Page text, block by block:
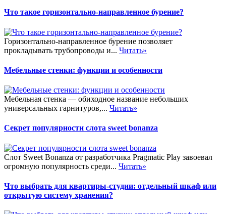
Что такое горизонтально-направленное бурение?
Горизонтально-направленное бурение позволяет
прокладывать трубопроводы и... Читать»
Мебельные стенки: функции и особенности
Мебельная стенка — обиходное название небольших
универсальных гарнитуров,... Читать»
Секрет популярности слота sweet bonanza
Слот Sweet Bonanza от разработчика Pragmatic Play завоевал
огромную популярность среди... Читать»
Что выбрать для квартиры-студии: отдельный шкаф или
открытую систему хранения?